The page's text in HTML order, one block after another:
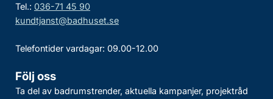
Tel.: 036-71 45 90
kundtjanst@badhuset.se
Telefontider vardagar: 09.00-12.00
Följ oss
Ta del av badrumstrender, aktuella kampanjer, projektråd